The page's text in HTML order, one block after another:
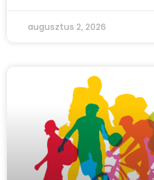
augusztus 2, 2026